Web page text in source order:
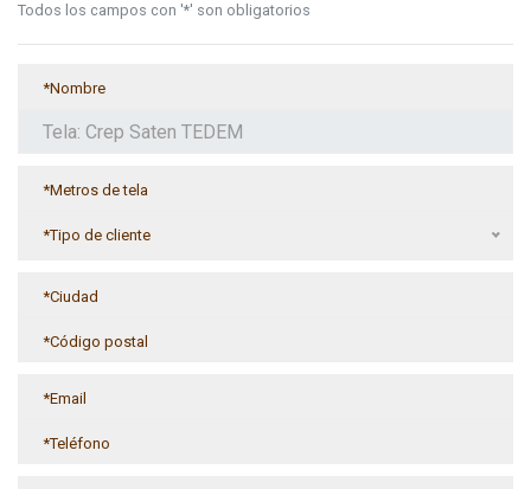
Todos los campos con '*' son obligatorios
*Tipo de cliente